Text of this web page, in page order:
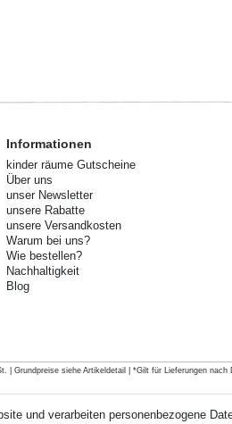
Informationen
kinder räume Gutscheine
Über uns
unser Newsletter
unsere Rabatte
unsere Versandkosten
Warum bei uns?
Wie bestellen?
Nachhaltigkeit
Blog
Grundpreise siehe Artikeldetail | *Gilt für Lieferungen nach
und verarbeiten personenbezogene